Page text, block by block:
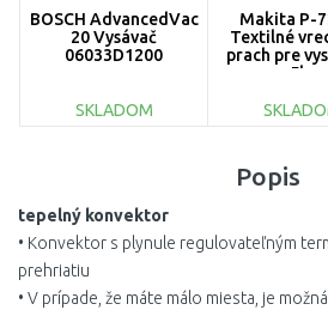
BOSCH AdvancedVac
20 Vysávač
06033D1200
SKLADOM
Makita P-
Textilné
prach pre
5ks
Popis
tepelný konvektor
• Konvektor s plynule regulovateľným
prehriatiu
• V prípade, že máte málo miesta, je